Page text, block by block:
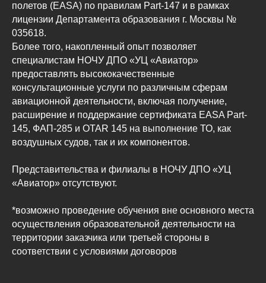
полетов (EASA) по правилам Part-147 и в рамках
лицензии Департамента образования г. Москвы №
035618.
Более того, накопленный опыт позволяет
специалистам НОЧУ ДПО «УЦ «Авиатор»
предоставлять высококачественные
консультационные услуги по различным сферам
авиационной деятельности, включая получение,
расширение и поддержание сертификата EASA Part-
145, ФАП-285 и OTAR 145 на выполнение ТО, как
воздушных судов, так и их компонентов.
Представительства и филиалы в НОЧУ ДПО «УЦ
«Авиатор» отсутствуют.
*возможно проведение обучения вне основного места
осуществления образовательной деятельности на
территории заказчика или третьей стороны в
соответствии с условиями договоров